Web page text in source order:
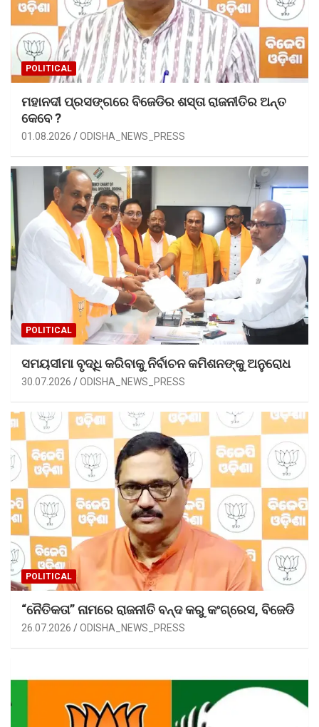
POLITICAL
ମହାନଦୀ ପ୍ରସଙ୍ଗରେ ବିଜେଡିର ଶସ୍ତା ରାଜନୀତିର ଅନ୍ତ
କେବେ ?
01.08.2026 ODISHA_NEWS_PRESS
POLITICAL
ସମୟସୀମା ବୃଦ୍ଧି କରିବାକୁ ନିର୍ବାଚନ କମିଶନଙ୍କୁ ଅନୁରୋଧ
30.07.2026 ODISHA_NEWS_PRESS
POLITICAL
“ନୈତିକତା” ନାମରେ ରାଜନୀତି ବନ୍ଦ କରୁ କଂଗ୍ରେସ, ବିଜେଡି
26.07.2026 ODISHA_NEWS_PRESS